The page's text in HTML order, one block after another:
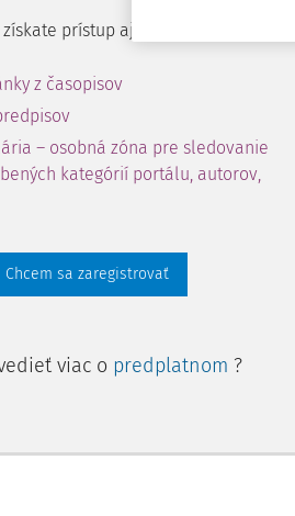
prístup aj k vybranému obsahu:
z časopisov
– osobná zóna pre sledovanie
kategórií portálu, autorov,
Chcem sa zaregistrovať
viac o predplatnom ?